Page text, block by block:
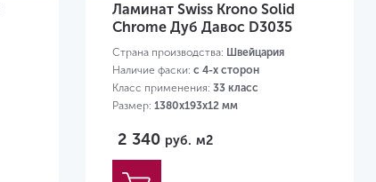
Ламинат Swiss Krono Solid
Chrome Дуб Давос D3035
Страна производства: Швейцария
Наличие фаски: с 4-х сторон
Класс применения: 33 класс
Размер: 1380х193х12 мм
2 340 руб. м2